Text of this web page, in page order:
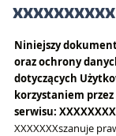
XXXXXXXXXX
Niniejszy
oraz ochrony
dotyczących
korzystaniem przez
serwisu:
XXXXXXXszanuje